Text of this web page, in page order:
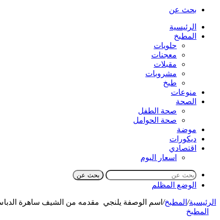
بحث عن
الرئيسية
المطبخ
حلويات
معجنات
مقبلات
مشروبات
طبخ
منوعات
الصحة
صحة الطفل
صحة الحوامل
موضة
ديكورات
اقتصادي
اسعار اليوم
بحث عن
الوضع المظلم
الرئيسية/ المطبخ/ اسم الوصفة يلنجي مقدمه من الشيف ساهرة
المطبخ